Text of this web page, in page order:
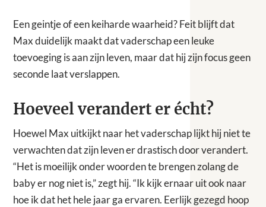
Een geintje of een keiharde waarheid? Feit blijft dat
Max duidelijk maakt dat vaderschap een leuke
toevoeging is aan zijn leven, maar dat hij zijn focus geen
seconde laat verslappen.
Hoeveel verandert er écht?
Hoewel Max uitkijkt naar het vaderschap lijkt hij niet te
verwachten dat zijn leven er drastisch door verandert.
“Het is moeilijk onder woorden te brengen zolang de
baby er nog niet is,” zegt hij. “Ik kijk ernaar uit ook naar
hoe ik dat het hele jaar ga ervaren. Eerlijk gezegd hoop